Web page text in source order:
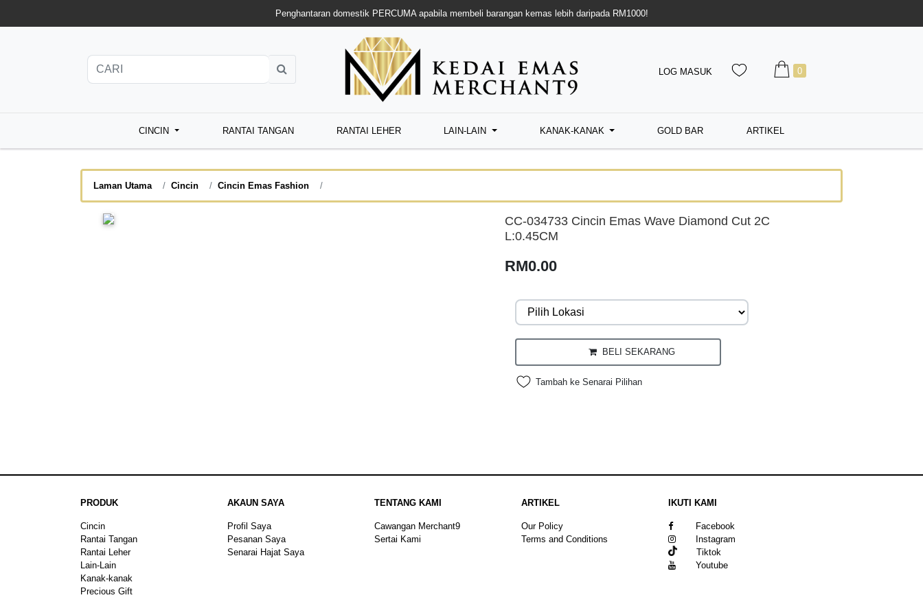
Penghantaran domestik PERCUMA apabila membeli barangan kemas lebih daripada RM1000!
LOG MASUK 0
CINCIN RANTAI TANGAN RANTAI LEHER LAIN-LAIN KANAK-KANAK GOLD BAR ARTIKEL
Laman Utama Cincin Cincin Emas Fashion
CC-034733 Cincin Emas Wave Diamond Cut 2C
L:0.45CM
RM0.00
BELI SEKARANG
Tambah ke Senarai Pilihan
PRODUK
Cincin
Rantai Tangan
Rantai Leher
Lain-Lain
Kanak-kanak
Precious Gift
AKAUN SAYA
Profil Saya
Pesanan Saya
Senarai Hajat Saya
TENTANG KAMI
Cawangan Merchant9
Sertai Kami
ARTIKEL
Our Policy
Terms and Conditions
IKUTI KAMI
Facebook
Instagram
Tiktok
Youtube